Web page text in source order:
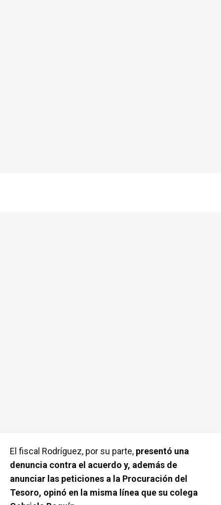
El fiscal Rodríguez, por su parte, presentó una
denuncia contra el acuerdo y, además de
anunciar las peticiones a la Procuración del
Tesoro, opinó en la misma línea que su colega